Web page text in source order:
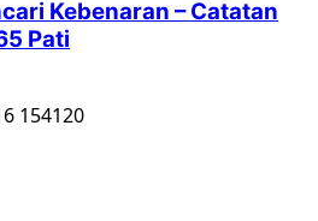
Kebenaran – Catatan
Pati